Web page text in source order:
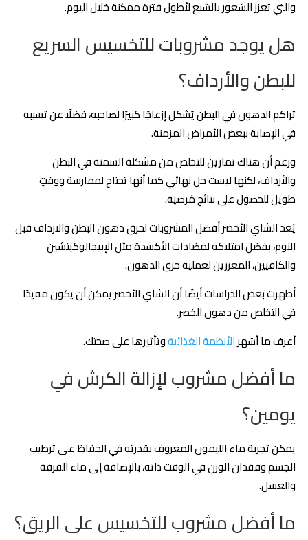
والتي تعزز الشعور بالشبع لأطول فترة ممكنة خلال اليوم.
هل يوجد مشروبات للتخسيس السريع
للبطن والأرداف؟
تراكم الدهون في البطن يُشكل إزعاجًا كبيرًا لصاحبه، فضلًا عن تسببه
في الإصابة ببعض الأمراض المزمنة.
ورغم أن هناك تمارين للتخلص من مشكلة السمنة في البطن
والأرداف، لكنها ليست حل نهائي كما أنها تحتاج لممارسة ووقتٍ
طويل للحصول على نتائج مُرضية.
يُعد الشاي الأخضر أفضل المشروبات لحرق دهون البطن والارداف قبل
النوم، بفضل امتلاكه لمضادات الأكسدة مثل الإبيجالوكيتشين
والكافيين، المعززين لعملية حرق الدهون.
أظهرت بعض الدراسات أيضًا أن الشاي الأخضر يمكن أن يكون مفيدًا
في التخلص من دهون الخصر.
أعرف ما أشهرالأنظمة الغذائيةوتأثيرها على صحتك.
ما أفضل مشروب لإزالة الكرش في
يومين؟
يمكن تجربة ماء الليمون المعروف بقدرته في الحفاظ على ترطيب
الجسم وفقدان الوزن في الوقت ذاته، بالإضافة إلى ماء القرفة
والعسل.
ما أفضل مشروب للتخسيس على الريق؟